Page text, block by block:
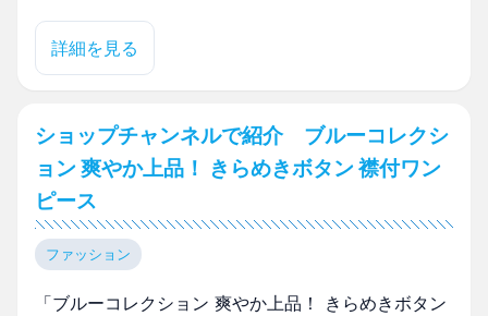
詳細を見る
ショップチャンネルで紹介 ブルーコレクシ
ョン 爽やか上品！ きらめきボタン 襟付ワン
ピース
ファッション
「ブルーコレクション 爽やか上品！ きらめきボタン